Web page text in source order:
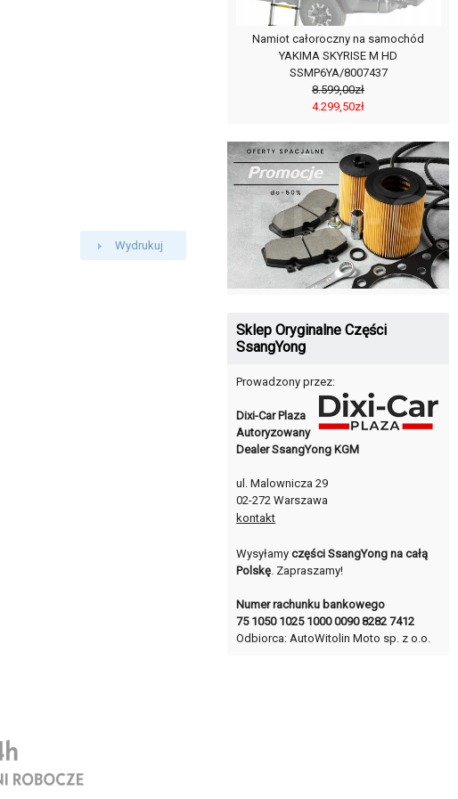
Wydrukuj
Namiot całoroczny na samochód
YAKIMA SKYRISE M HD
SSMP6YA/8007437
8.599,00zł
4.299,50zł
Sklep Oryginalne Części
SsangYong
Prowadzony przez:
Dixi-Car Plaza
Autoryzowany
Dealer SsangYong KGM
ul. Malownicza 29
02-272 Warszawa
kontakt
Wysyłamyczęści SsangYong na całą
Polskę. Zapraszamy!
Numer rachunku bankowego
75 1050 1025 1000 0090 8282 7412
Odbiorca: AutoWitolin Moto sp. z o.o.